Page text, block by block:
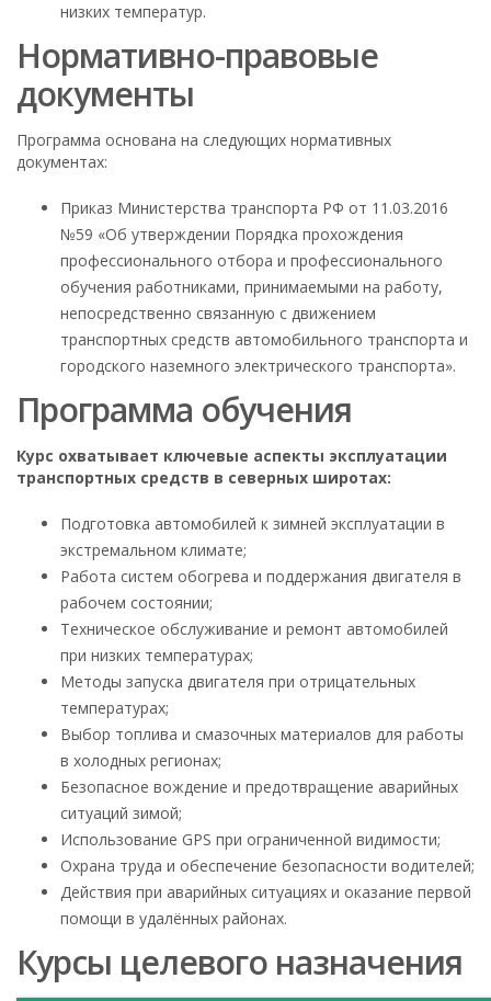
низких температур.
Нормативно-правовые
документы
Программа основана на следующих нормативных
документах:
Приказ Министерства транспорта РФ от 11.03.2016
№59 «Об утверждении Порядка прохождения
профессионального отбора и профессионального
обучения работниками, принимаемыми на работу,
непосредственно связанную с движением
транспортных средств автомобильного транспорта и
городского наземного электрического транспорта».
Программа обучения
Курс охватывает ключевые аспекты эксплуатации
транспортных средств в северных широтах:
Подготовка автомобилей к зимней эксплуатации в
экстремальном климате;
Работа систем обогрева и поддержания двигателя в
рабочем состоянии;
Техническое обслуживание и ремонт автомобилей
при низких температурах;
Методы запуска двигателя при отрицательных
температурах;
Выбор топлива и смазочных материалов для работы
в холодных регионах;
Безопасное вождение и предотвращение аварийных
ситуаций зимой;
Использование GPS при ограниченной видимости;
Охрана труда и обеспечение безопасности водителей;
Действия при аварийных ситуациях и оказание первой
помощи в удалённых районах.
Курсы целевого назначения